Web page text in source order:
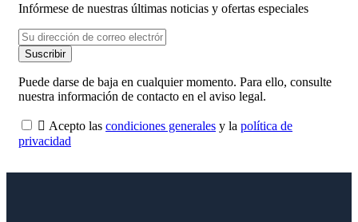
Infórmese de nuestras últimas noticias y ofertas especiales
Suscribir
Puede darse de baja en cualquier momento. Para ello, consulte
nuestra información de contacto en el aviso legal.
 Acepto las condiciones generales y la política de
privacidad